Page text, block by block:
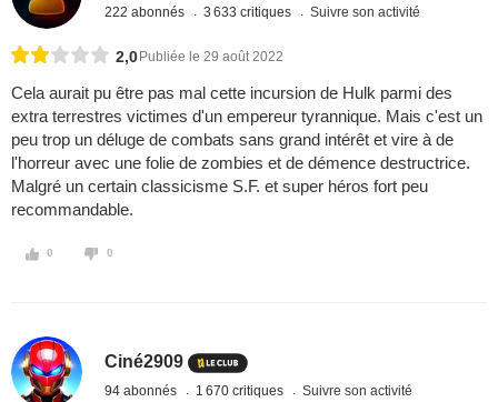
222 abonnés 3 633 critiques Suivre son activité
2,0 Publiée le 29 août 2022
Cela aurait pu être pas mal cette incursion de Hulk parmi des
extra terrestres victimes d'un empereur tyrannique. Mais c'est un
peu trop un déluge de combats sans grand intérêt et vire à de
l'horreur avec une folie de zombies et de démence destructrice.
Malgré un certain classicisme S.F. et super héros fort peu
recommandable.
0 0
Ciné2909
94 abonnés 1 670 critiques Suivre son activité